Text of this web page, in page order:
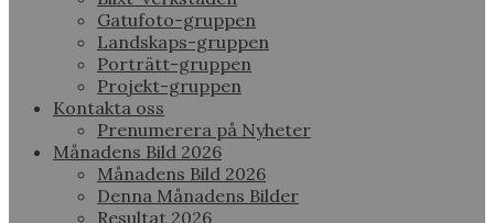
Gatufoto-gruppen
Landskaps-gruppen
Porträtt-gruppen
Projekt-gruppen
Kontakta oss
Prenumerera på Nyheter
Månadens Bild 2026
Månadens Bild 2026
Denna Månadens Bilder
Resultat 2026